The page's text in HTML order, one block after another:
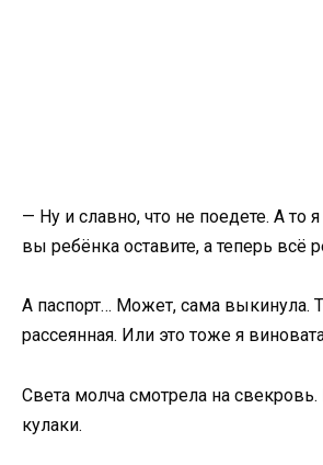
— Ну и славно, что не поедете. А то
вы ребёнка оставите, а теперь всё
А паспорт… Может, сама выкинула.
рассеянная. Или это тоже я
Света молча смотрела на
кулаки.